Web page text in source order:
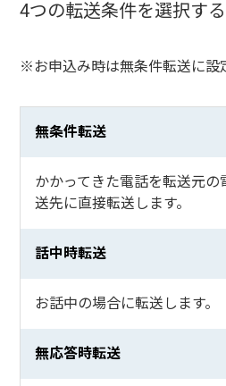
4つの転送条件を選択する
※お申込み時は無条件転送に設
無条件転送
かかってきた電話を転送元
送先に直接転送します。
話中時転送
お話中の場合に転送します。
無応答時転送